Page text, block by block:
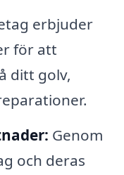
erbjuder
för att
ditt golv,
Genom
och deras